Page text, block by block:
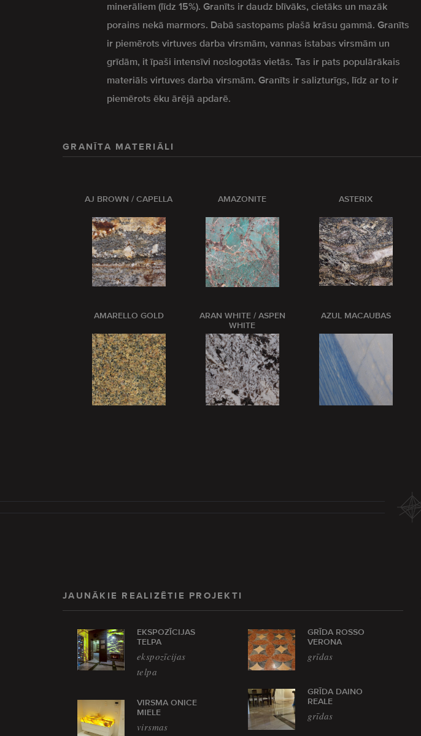
minerāliem (līdz 15%). Granīts ir daudz blīvāks, cietāks un mazāk
porains nekā marmors. Dabā sastopams plašā krāsu gammā. Granīts
ir piemērots virtuves darba virsmām, vannas istabas virsmām un
grīdām, it īpaši intensīvi noslogotās vietās. Tas ir pats populārākais
materiāls virtuves darba virsmām. Granīts ir salizturīgs, līdz ar to ir
piemērots ēku ārējā apdarē.
GRANĪTA MATERIĀLI
AJ BROWN / CAPELLA
AMARELLO GOLD
AMAZONITE
ARAN WHITE / ASPEN
WHITE
ASTERIX
AZUL MACAUBAS
JAUNĀKIE REALIZĒTIE PROJEKTI
EKSPOZĪCIJAS
TELPA
ekspozīcijas
telpa
VIRSMA ONICE
MIELE
virsmas
GRĪDA ROSSO
VERONA
grīdas
GRĪDA DAINO
REALE
grīdas